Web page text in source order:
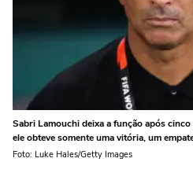
Sabri Lamouchi deixa a função após
ele obteve somente uma vitória, um
Foto: Luke Hales/Getty Images